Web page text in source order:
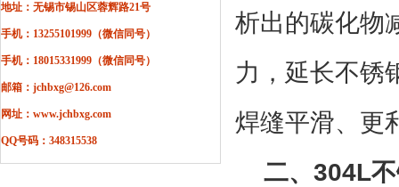
地址：无锡市锡山区蓉辉路21号
手机：13255101999（微信同号）
手机：18015331999（微信同号）
邮箱：jchbxg@126.com
网址：www.jchbxg.com
QQ号码：348315538
析出的碳化物
力，延长不锈
焊缝平滑、更
二、 304L